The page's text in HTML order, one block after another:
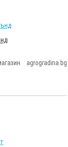
agrogradina.bg